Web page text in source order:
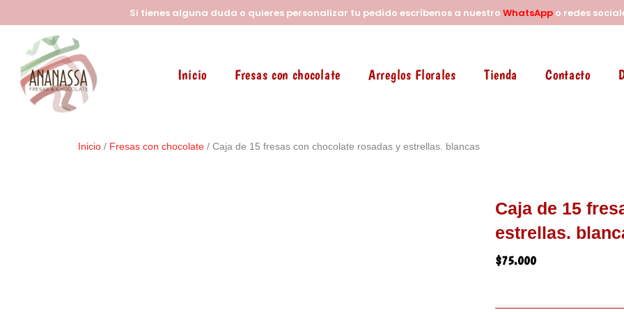
contenido
Si tienes alguna duda o quieres personalizar tu pedido escríbenos a nuestro WhatsAppo redes
Inicio Fresas con chocolate Arreglos Florales Tienda Contacto
Inicio / Fresas con chocolate / Caja de 15 fresas con chocolate rosadas y estrellas. blancas
Caja de 15
estrellas.
$75.000